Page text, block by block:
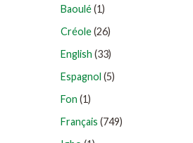
Baoulé(1)
Créole(26)
English (33)
Espagnol (5)
Fon (1)
Français (749)